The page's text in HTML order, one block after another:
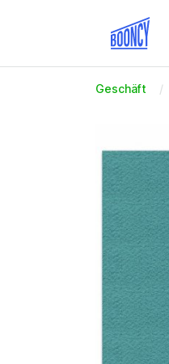
Geschäft